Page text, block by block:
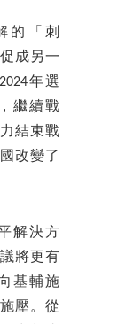
的「刺
成另一
年選
繼續戰
結束戰
改變了
解決方
將更有
基輔施
壓。從